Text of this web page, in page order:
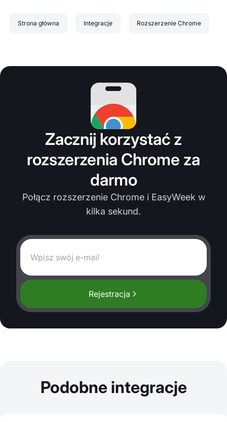
Strona główna Integracje Rozszerzenie Chrome
Zacznij korzystać z
rozszerzenia Chrome za
darmo
Połącz rozszerzenie Chrome i EasyWeek w
kilka sekund.
Rejestracja
Podobne integracje